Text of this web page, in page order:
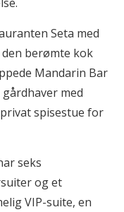
Seta med
berømte kok
Mandarin Bar
med
spisestue for
seks
og et
VIP-suite, en